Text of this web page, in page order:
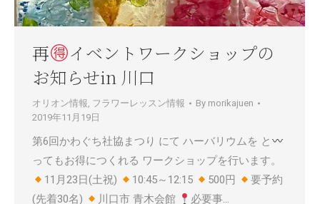
再
イベントワークショップの
お知らせin 川口
オリオン情報, フラワーレッスン情報 By morikajuen
2019年11月19日
第6回かわぐち社協まつり にて ハーバリウムを と
ってもお得につくれる ワークショップを行います。
11月23日(土祝)
10:45～12:15 500円
要予約
(先着30名)
川口市 青木会館 必要事…